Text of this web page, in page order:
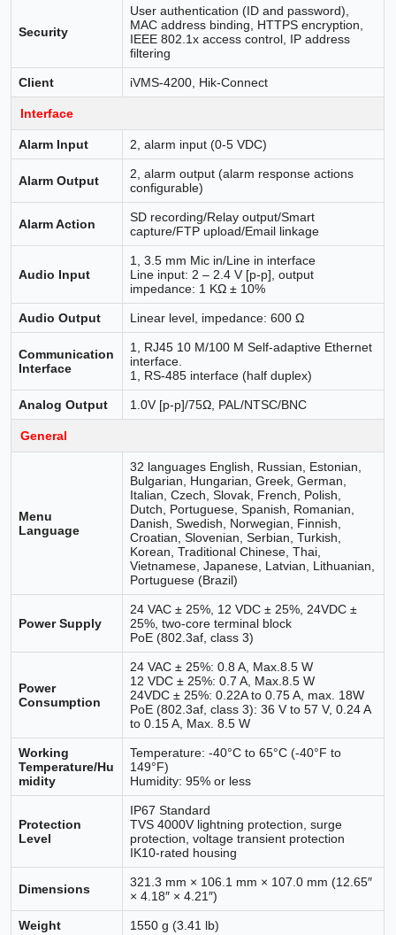
Security
User authentication (ID and password),
MAC address binding, HTTPS encryption,
IEEE 802.1x access control, IP address
filtering
Client iVMS-4200, Hik-Connect
Interface
Alarm Input 2, alarm input (0-5 VDC)
Alarm Output
2, alarm output (alarm response actions
configurable)
Alarm Action
SD recording/Relay output/Smart
capture/FTP upload/Email linkage
Audio Input
1, 3.5 mm Mic in/Line in interface
Line input: 2 – 2.4 V [p-p], output
impedance: 1 KΩ ± 10%
Audio Output Linear level, impedance: 600 Ω
Communication
Interface
1, RJ45 10 M/100 M Self-adaptive Ethernet
interface.
1, RS-485 interface (half duplex)
Analog Output 1.0V [p-p]/75Ω, PAL/NTSC/BNC
General
Menu
Language
32 languages English, Russian, Estonian,
Bulgarian, Hungarian, Greek, German,
Italian, Czech, Slovak, French, Polish,
Dutch, Portuguese, Spanish, Romanian,
Danish, Swedish, Norwegian, Finnish,
Croatian, Slovenian, Serbian, Turkish,
Korean, Traditional Chinese, Thai,
Vietnamese, Japanese, Latvian, Lithuanian,
Portuguese (Brazil)
Power Supply
24 VAC ± 25%, 12 VDC ± 25%, 24VDC ±
25%, two-core terminal block
PoE (802.3af, class 3)
Power
Consumption
24 VAC ± 25%: 0.8 A, Max.8.5 W
12 VDC ± 25%: 0.7 A, Max.8.5 W
24VDC ± 25%: 0.22A to 0.75 A, max. 18W
PoE (802.3af, class 3): 36 V to 57 V, 0.24 A
to 0.15 A, Max. 8.5 W
Working
Temperature/Hu
midity
Temperature: -40°C to 65°C (-40°F to
149°F)
Humidity: 95% or less
Protection
Level
IP67 Standard
TVS 4000V lightning protection, surge
protection, voltage transient protection
IK10-rated housing
Dimensions
321.3 mm × 106.1 mm × 107.0 mm (12.65″
× 4.18″ × 4.21″)
Weight 1550 g (3.41 lb)